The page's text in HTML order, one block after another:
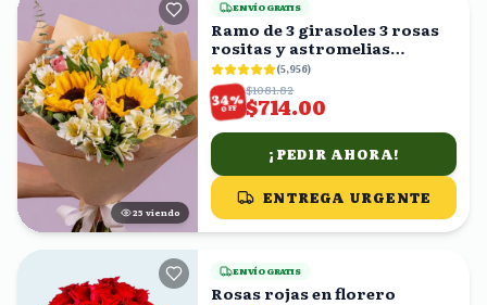
25 viendo
ENVÍO GRATIS
Ramo de 3 girasoles 3 rosas
rositas y astromelias
blancas(5,956)
34%
OFF
$1081.82
$714.00
¡PEDIR AHORA!
ENTREGA URGENTE
ENVÍO GRATIS
Rosas rojas en florero